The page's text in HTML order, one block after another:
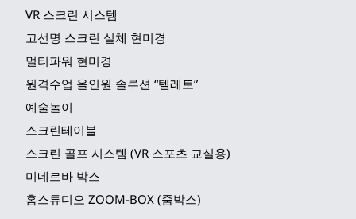
VR 스크린 시스템
고선명 스크린 실체 현미경
멀티파워 현미경
원격수업 올인원 솔루션 “텔레토”
예술놀이
스크린테이블
스크린 골프 시스템 (VR 스포츠 교실용)
미네르바 박스
홈스튜디오 ZOOM-BOX (줌박스)